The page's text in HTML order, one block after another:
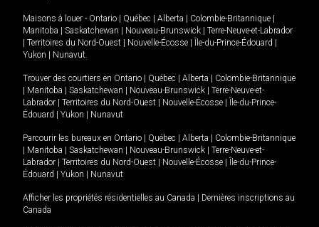
Maisons à louer - Ontario Québec Alberta Colombie-Britannique
Manitoba
Saskatchewan Nouveau-Brunswick
Terre-Neuve-et-Labrador
Territoires du Nord-Ouest Nouvelle-Écosse Île-du-Prince-Édouard
Yukon
Nunavut.
Trouver des courtiers en Ontario Québec Alberta
Colombie-Britannique
Manitoba Saskatchewan Nouveau-Brunswick
Terre-Neuve-et-
Labrador
Territoires du Nord-Ouest Nouvelle-Écosse
Île-du-Prince-
Édouard
Yukon Nunavut
Parcourir les bureaux en Ontario Québec Alberta
Colombie-Britannique
Manitoba Saskatchewan Nouveau-Brunswick
Terre-Neuve-et-
Labrador
Territoires du Nord-Ouest Nouvelle-Écosse
Île-du-Prince-
Édouard
Yukon Nunavut
Afficher les propriétés résidentielles au Canada
Dernières inscriptions au
Canada